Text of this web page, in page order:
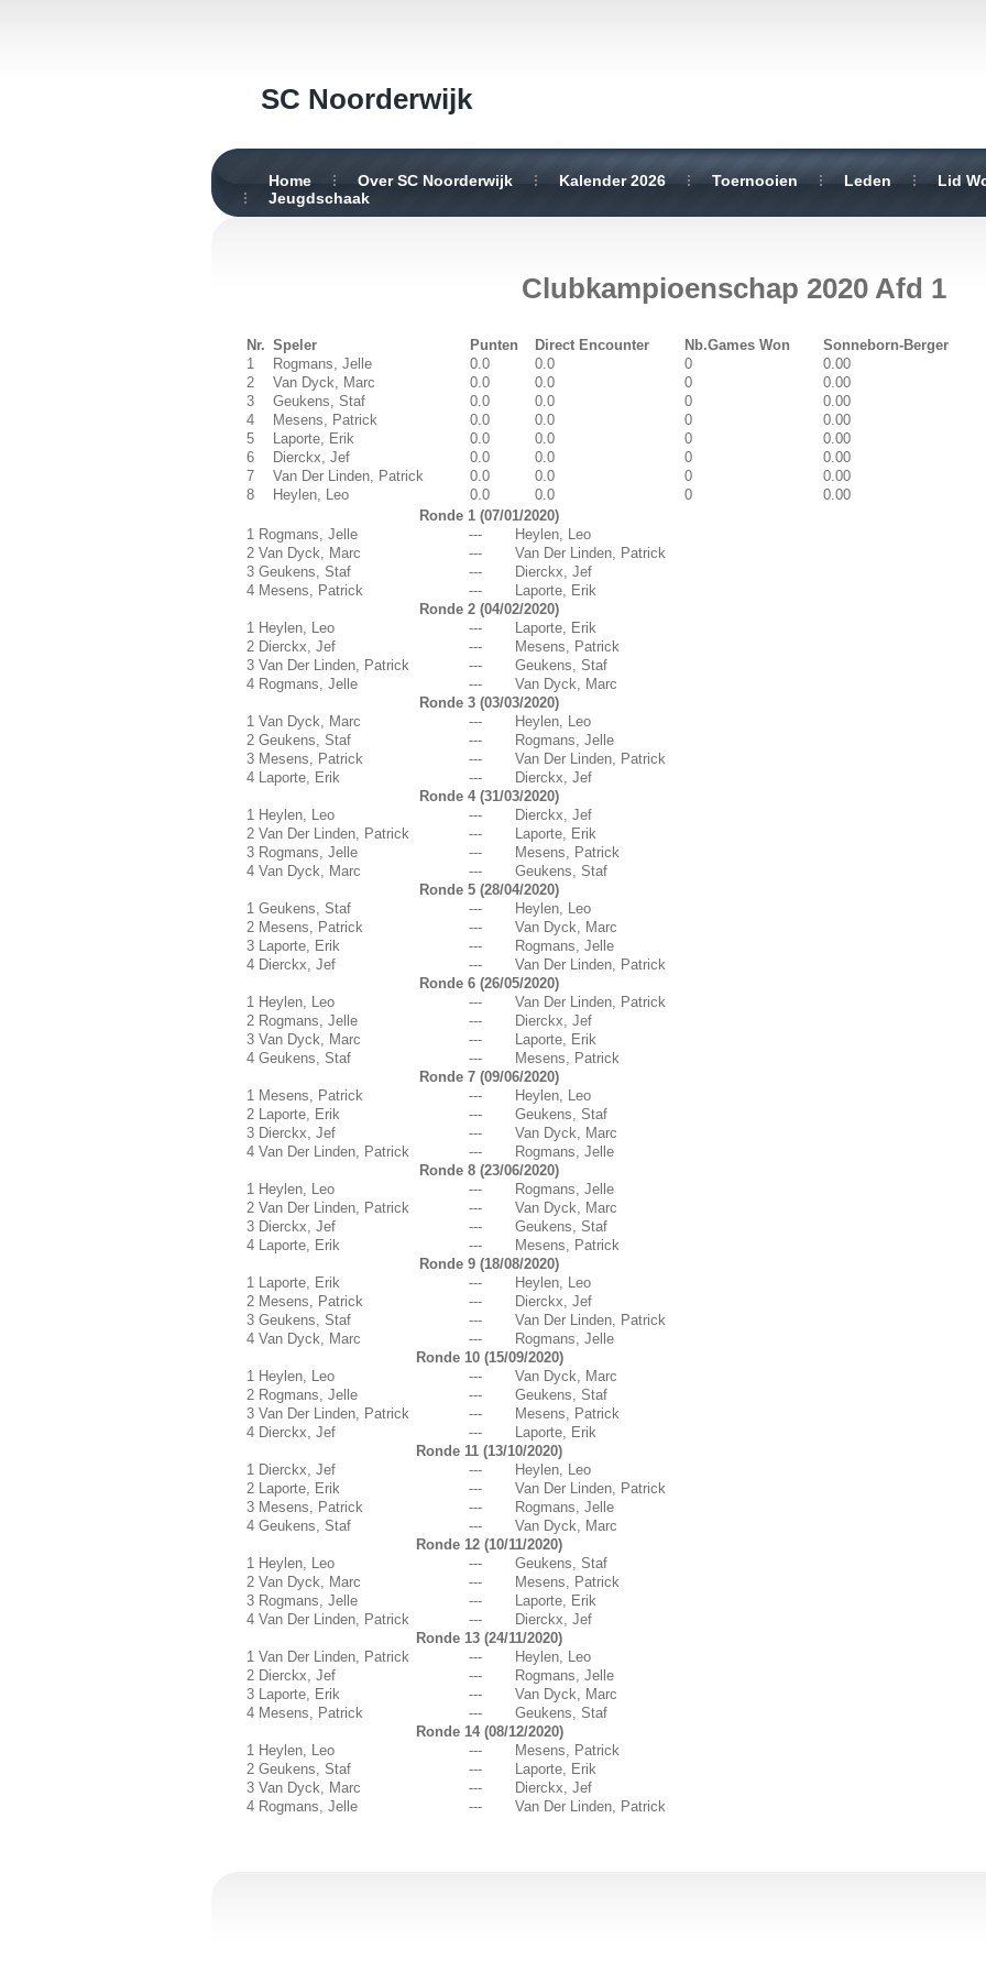
SC Noorderwijk
Home Over SC Noorderwijk Kalender 2026 Toernooien Leden Lid
Jeugdschaak
Clubkampioenschap 2020 Afd 1
Nr. Speler Punten Direct Encounter Nb.Games Won Sonneborn-Berger
1
Rogmans, Jelle 0.0 0.0 0 0.00
2
Van Dyck, Marc 0.0 0.0 0 0.00
3
Geukens, Staf 0.0 0.0 0 0.00
4
Mesens, Patrick 0.0 0.0 0 0.00
5
Laporte, Erik 0.0 0.0 0 0.00
6
Dierckx, Jef 0.0 0.0 0 0.00
7
Van Der Linden, Patrick 0.0 0.0 0 0.00
8
Heylen, Leo 0.0 0.0 0 0.00
Ronde 1 (07/01/2020)
1 Rogmans, Jelle ---
Heylen, Leo
2 Van Dyck, Marc ---
Van Der Linden, Patrick
3 Geukens, Staf ---
Dierckx, Jef
4 Mesens, Patrick ---
Laporte, Erik
Ronde 2 (04/02/2020)
1 Heylen, Leo ---
Laporte, Erik
2 Dierckx, Jef ---
Mesens, Patrick
3 Van Der Linden, Patrick ---
Geukens, Staf
4 Rogmans, Jelle ---
Van Dyck, Marc
Ronde 3 (03/03/2020)
1 Van Dyck, Marc ---
Heylen, Leo
2 Geukens, Staf ---
Rogmans, Jelle
3 Mesens, Patrick ---
Van Der Linden, Patrick
4 Laporte, Erik ---
Dierckx, Jef
Ronde 4 (31/03/2020)
1 Heylen, Leo ---
Dierckx, Jef
2 Van Der Linden, Patrick ---
Laporte, Erik
3 Rogmans, Jelle ---
Mesens, Patrick
4 Van Dyck, Marc ---
Geukens, Staf
Ronde 5 (28/04/2020)
1 Geukens, Staf ---
Heylen, Leo
2 Mesens, Patrick ---
Van Dyck, Marc
3 Laporte, Erik ---
Rogmans, Jelle
4 Dierckx, Jef ---
Van Der Linden, Patrick
Ronde 6 (26/05/2020)
1 Heylen, Leo ---
Van Der Linden, Patrick
2 Rogmans, Jelle ---
Dierckx, Jef
3 Van Dyck, Marc ---
Laporte, Erik
4 Geukens, Staf ---
Mesens, Patrick
Ronde 7 (09/06/2020)
1 Mesens, Patrick ---
Heylen, Leo
2 Laporte, Erik ---
Geukens, Staf
3 Dierckx, Jef ---
Van Dyck, Marc
4 Van Der Linden, Patrick ---
Rogmans, Jelle
Ronde 8 (23/06/2020)
1 Heylen, Leo ---
Rogmans, Jelle
2 Van Der Linden, Patrick ---
Van Dyck, Marc
3 Dierckx, Jef ---
Geukens, Staf
4 Laporte, Erik ---
Mesens, Patrick
Ronde 9 (18/08/2020)
1 Laporte, Erik ---
Heylen, Leo
2 Mesens, Patrick ---
Dierckx, Jef
3 Geukens, Staf ---
Van Der Linden, Patrick
4 Van Dyck, Marc ---
Rogmans, Jelle
Ronde 10 (15/09/2020)
1 Heylen, Leo ---
Van Dyck, Marc
2 Rogmans, Jelle ---
Geukens, Staf
3 Van Der Linden, Patrick ---
Mesens, Patrick
4 Dierckx, Jef ---
Laporte, Erik
Ronde 11 (13/10/2020)
1 Dierckx, Jef ---
Heylen, Leo
2 Laporte, Erik ---
Van Der Linden, Patrick
3 Mesens, Patrick ---
Rogmans, Jelle
4 Geukens, Staf ---
Van Dyck, Marc
Ronde 12 (10/11/2020)
1 Heylen, Leo ---
Geukens, Staf
2 Van Dyck, Marc ---
Mesens, Patrick
3 Rogmans, Jelle ---
Laporte, Erik
4 Van Der Linden, Patrick ---
Dierckx, Jef
Ronde 13 (24/11/2020)
1 Van Der Linden, Patrick ---
Heylen, Leo
2 Dierckx, Jef ---
Rogmans, Jelle
3 Laporte, Erik ---
Van Dyck, Marc
4 Mesens, Patrick ---
Geukens, Staf
Ronde 14 (08/12/2020)
1 Heylen, Leo ---
Mesens, Patrick
2 Geukens, Staf ---
Laporte, Erik
3 Van Dyck, Marc ---
Dierckx, Jef
4 Rogmans, Jelle --- Van Der Linden, Patrick